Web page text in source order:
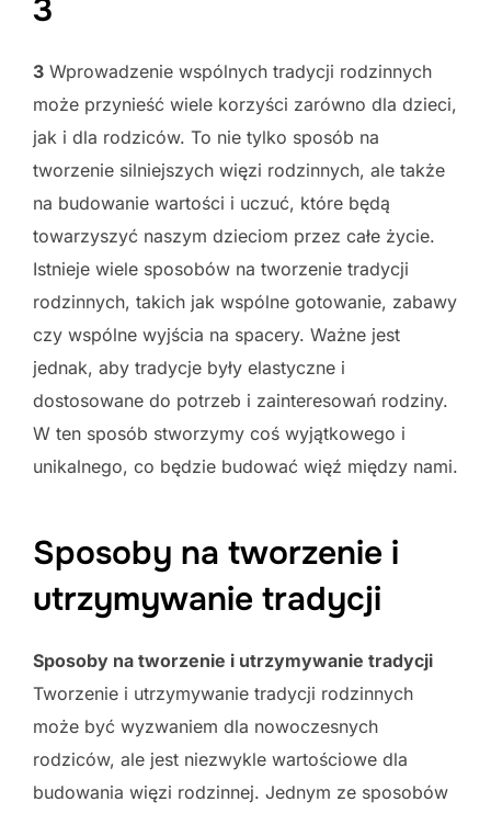
3
3 Wprowadzenie wspólnych tradycji rodzinnych
może przynieść wiele korzyści zarówno dla dzieci,
jak i dla rodziców. To nie tylko sposób na
tworzenie silniejszych więzi rodzinnych, ale także
na budowanie wartości i uczuć, które będą
towarzyszyć naszym dzieciom przez całe życie.
Istnieje wiele sposobów na tworzenie tradycji
rodzinnych, takich jak wspólne gotowanie, zabawy
czy wspólne wyjścia na spacery. Ważne jest
jednak, aby tradycje były elastyczne i
dostosowane do potrzeb i zainteresowań rodziny.
W ten sposób stworzymy coś wyjątkowego i
unikalnego, co będzie budować więź między nami.
Sposoby na tworzenie i
utrzymywanie tradycji
Sposoby na tworzenie i utrzymywanie tradycji
Tworzenie i utrzymywanie tradycji rodzinnych
może być wyzwaniem dla nowoczesnych
rodziców, ale jest niezwykle wartościowe dla
budowania więzi rodzinnej. Jednym ze sposobów